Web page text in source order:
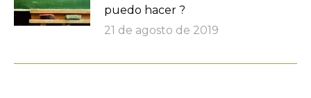
puedo hacer ?
21 de agosto de 2019